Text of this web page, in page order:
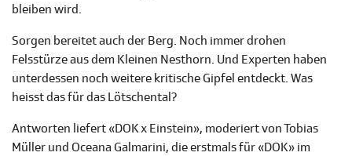
bleiben wird.
Sorgen bereitet auch der Berg. Noch immer drohen
Felsstürze aus dem Kleinen Nesthorn. Und Experten haben
unterdessen noch weitere kritische Gipfel entdeckt. Was
heisst das für das Lötschental?
Antworten liefert «DOK x Einstein», moderiert von Tobias
Müller und Oceana Galmarini, die erstmals für «DOK» im